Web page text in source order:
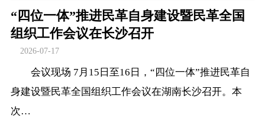
“四位一体”推进民革自身建设暨民革全国
组织工作会议在长沙召开
2026-07-17
会议现场 7月15日至16日，“四位一体”推进民革自
身建设暨民革全国组织工作会议在湖南长沙召开。本
次…